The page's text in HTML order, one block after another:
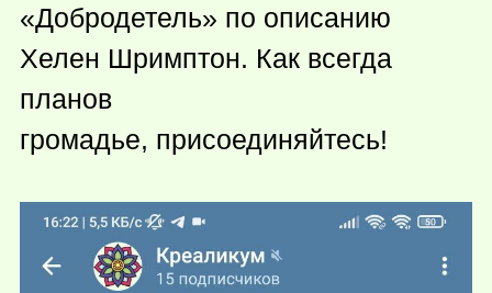
«Добродетель» по описанию
Хелен Шримптон. Как всегда
планов
громадье, присоединяйтесь!